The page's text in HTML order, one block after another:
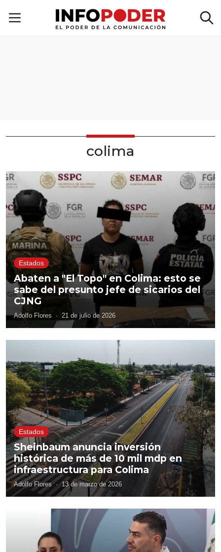
colima
Estados
Abaten a "El Topo" en Colima: esto se
sabe del presunto jefe de sicarios del
CJNG
Adolfo Flores · 21 de julio de 2026
Estados
Sheinbaum anuncia inversión
histórica de más de 10 mil mdp en
infraestructura para Colima
Adolfo Flores· 13 de marzo de 2026